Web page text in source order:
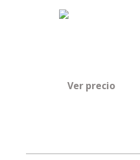
Ver precio